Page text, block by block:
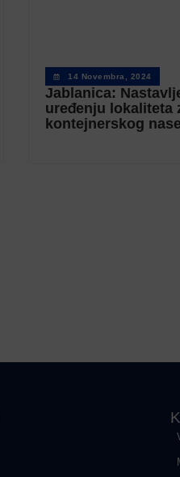
14 Novembra, 2024
Jablanica:
uređenju lokaliteta
kontejnerskog